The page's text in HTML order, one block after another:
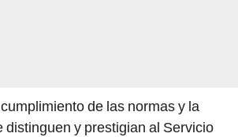
de las normas y la
y prestigian al Servicio